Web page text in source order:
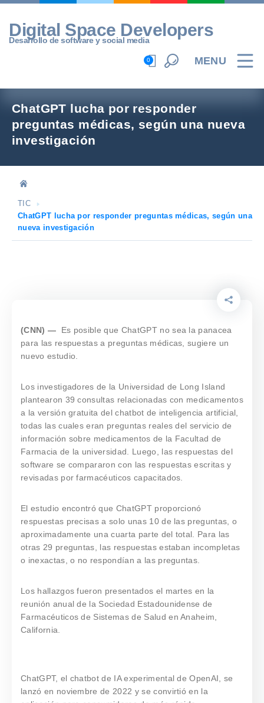
Skip
content
Digital Space Developers
Desarrollo de software y social media
MENU
0
ChatGPT lucha por responder
preguntas médicas, según una nueva
investigación
TIC
ChatGPT lucha por responder preguntas médicas, según una
nueva investigación
(CNN) —
Es posible que ChatGPT no sea la panacea
para las respuestas a preguntas médicas, sugiere un
nuevo estudio.
Los investigadores de la Universidad de Long Island
plantearon 39 consultas relacionadas con medicamentos
a la versión gratuita del chatbot de inteligencia artificial,
todas las cuales eran preguntas reales del servicio de
información sobre medicamentos de la Facultad de
Farmacia de la universidad. Luego, las respuestas del
software se compararon con las respuestas escritas y
revisadas por farmacéuticos capacitados.
El estudio encontró que ChatGPT proporcionó
respuestas precisas a solo unas 10 de las preguntas, o
aproximadamente una cuarta parte del total. Para las
otras 29 preguntas, las respuestas estaban incompletas
o inexactas, o no respondían a las preguntas.
Los hallazgos fueron presentados el martes en la
reunión anual de la Sociedad Estadounidense de
Farmacéuticos de Sistemas de Salud en Anaheim,
California.
ChatGPT, el chatbot de IA experimental de OpenAI, se
lanzó en noviembre de 2022 y se convirtió en la